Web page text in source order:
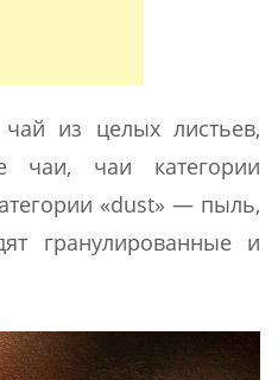
из целых листьев,
чаи, чаи категории
«dust» — пыль,
гранулированные и